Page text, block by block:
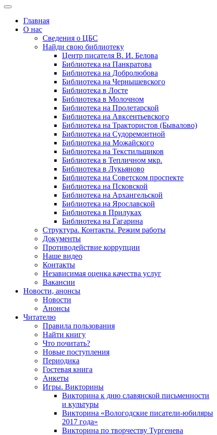
Главная
О нас
Сведения о ЦБС
Найди свою библиотеку
Центр писателя В. И. Белова
Библиотека на Панкратова
Библиотека на Добролюбова
Библиотека на Чернышевского
Библиотека в Лосте
Библиотека в Молочном
Библиотека на Пролетарской
Библиотека на Авксентьевского
Библиотека на Трактористов (Бывалово)
Библиотека на Судоремонтной
Библиотека на Можайского
Библиотека на Текстильщиков
Библиотека в Тепличном мкр.
Библиотека в Лукьяново
Библиотека на Советском проспекте
Библиотека на Псковской
Библиотека на Архангельской
Библиотека на Ярославской
Библиотека в Прилуках
Библиотека на Гагарина
Структура. Контакты. Режим работы
Документы
Противодействие коррупции
Наше видео
Контакты
Независимая оценка качества услуг
Вакансии
Новости, анонсы
Новости
Анонсы
Читателю
Правила пользования
Найти книгу
Что почитать?
Новые поступления
Периодика
Гостевая книга
Анкеты
Игры. Викторины
Викторина к дню славянской письменности
и культуры
Викторина «Вологодские писатели-юбиляры
2017 года»
Викторина по творчеству Тургенева